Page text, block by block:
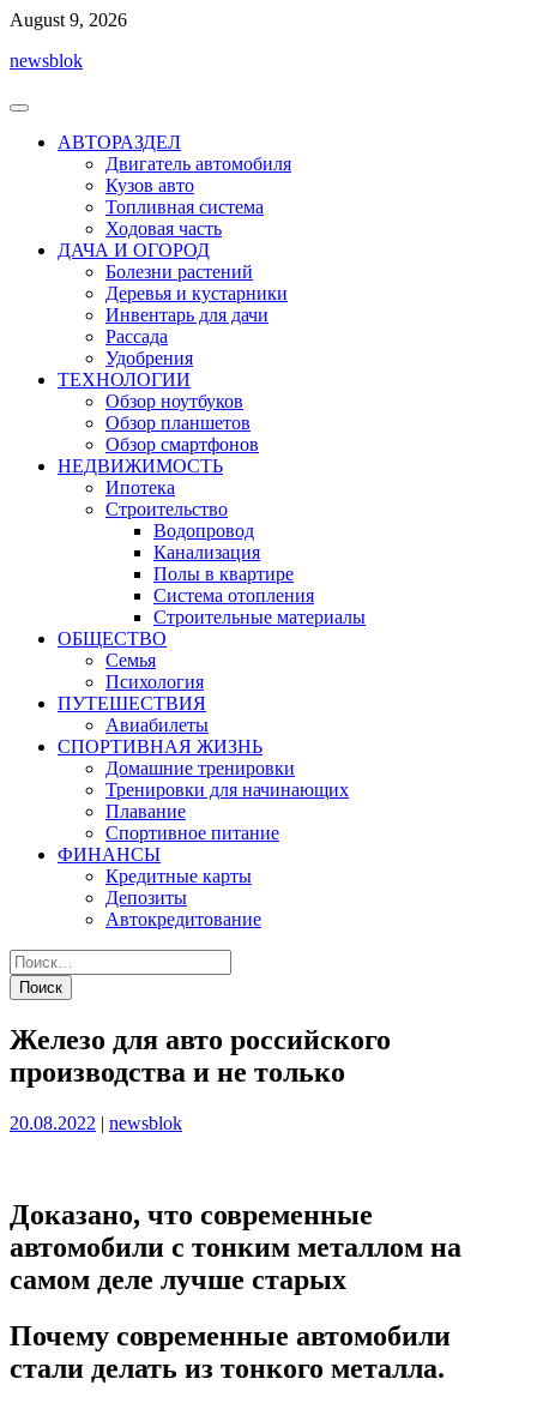
Перейти
содержимому
August 9, 2026
newsblok
АВТОРАЗДЕЛ
Двигатель автомобиля
Кузов авто
Топливная система
Ходовая часть
ДАЧА И ОГОРОД
Болезни растений
Деревья и кустарники
Инвентарь для дачи
Рассада
Удобрения
ТЕХНОЛОГИИ
Обзор ноутбуков
Обзор планшетов
Обзор смартфонов
НЕДВИЖИМОСТЬ
Ипотека
Строительство
Водопровод
Канализация
Полы в квартире
Система отопления
Строительные материалы
ОБЩЕСТВО
Семья
Психология
ПУТЕШЕСТВИЯ
Авиабилеты
СПОРТИВНАЯ ЖИЗНЬ
Домашние тренировки
Тренировки для начинающих
Плавание
Спортивное питание
ФИНАНСЫ
Кредитные карты
Депозиты
Автокредитование
Железо для авто российского
производства и не только
Опубликовано
20.08.2022 | Опубликовано
newsblok
Доказано, что современные
автомобили с тонким металлом на
самом деле лучше старых
Почему современные автомобили
стали делать из тонкого металла.